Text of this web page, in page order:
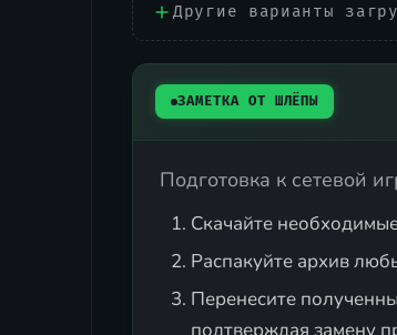
Другие варианты
ЗАМЕТКА ОТ ШЛЁПЫ
Подготовка к сетевой
Скачайте
Распакуйте архив
Перенесите